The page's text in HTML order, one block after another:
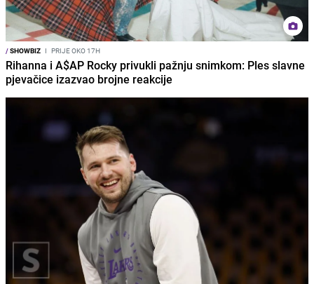
/SHOWBIZ I PRIJE OKO 17H
Rihanna i A$AP Rocky privukli pažnju snimkom: Ples slavne
pjevačice izazvao brojne reakcije